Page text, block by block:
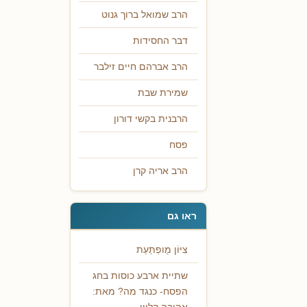
הרב שמואל ברוך גנוט
דבר החסידות
הרב אברהם חיים זילבר
שמירת שבת
הרבנית בקשי דורון
פסח
הרב אריה קרן
ראו גם
צִיּוֹן מֻופְתַּעַת
שתיית ארבע כוסות בחג
הפסח- כנגד מה? מאת: